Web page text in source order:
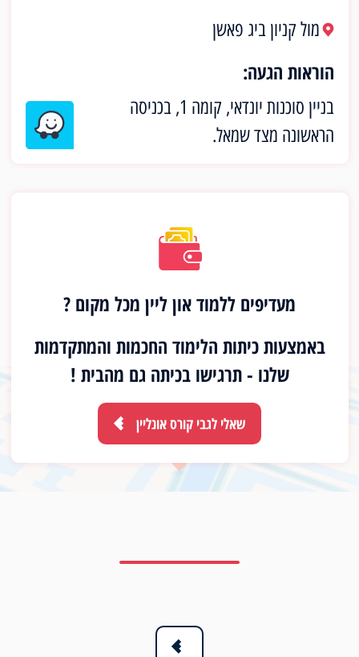
מול קניון ביג פאשן
הוראות הגעה:
בניין סוכנות יונדאי, קומה 1, בכניסה
הראשונה מצד שמאל.
מעדיפים ללמוד און ליין מכל מקום ?
באמצעות כיתות הלימוד החכמות והמתקדמות
שלנו - תרגישו בכיתה גם מהבית !
שאלי לגבי קורס אונליין